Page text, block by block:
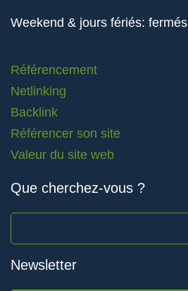
Weekend & jours fériés: fermés
Référencement
Netlinking
Backlink
Référencer son site
Valeur du site web
Que cherchez-vous ?
Newsletter